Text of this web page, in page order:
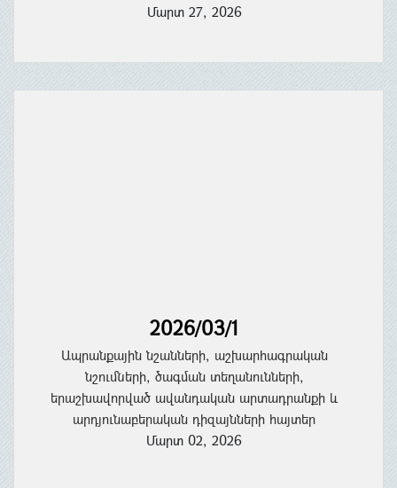
Մարտ 27, 2026
2026/03/1
Ապրանքային նշանների, աշխարհագրական
նշումների, ծագման տեղանունների,
երաշխավորված ավանդական արտադրանքի և
արդյունաբերական դիզայնների հայտեր
Մարտ 02, 2026